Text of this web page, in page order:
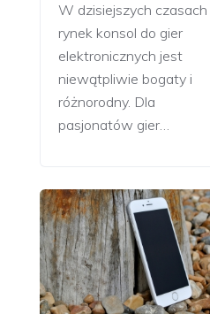
W dzisiejszych czasach
rynek konsol do gier
elektronicznych jest
niewątpliwie bogaty i
różnorodny. Dla
pasjonatów gier…